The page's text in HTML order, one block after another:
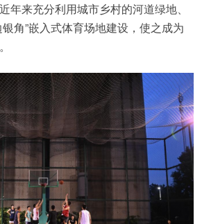
年来充分利用城市乡村的河道绿地、
角”嵌入式体育场地建设，使之成为